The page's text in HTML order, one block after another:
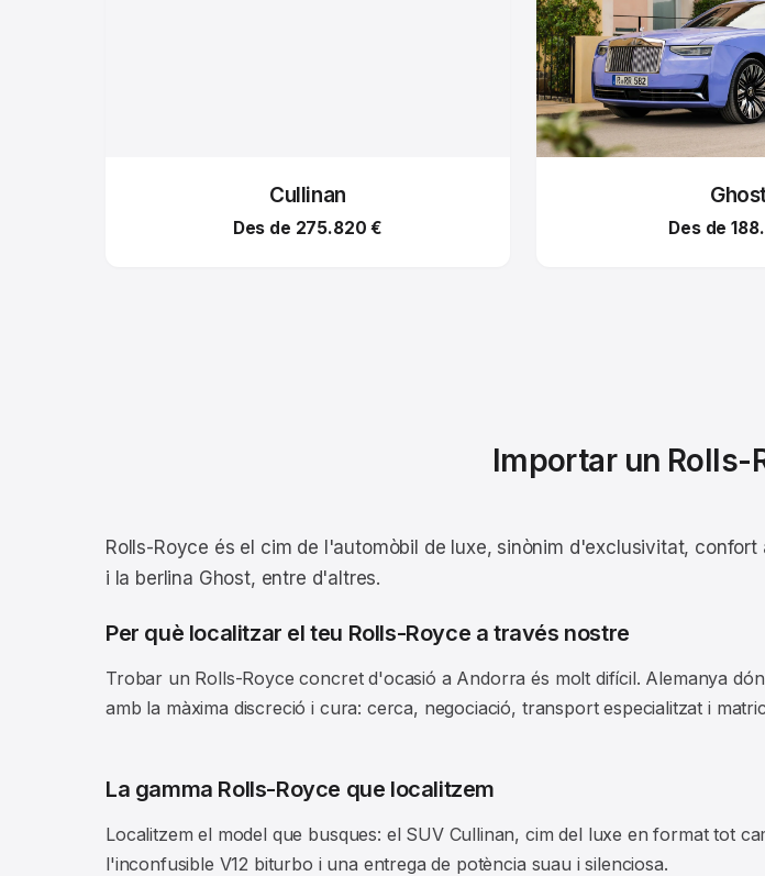
Cullinan
Des de 275.820 € Des de
Importar un Rolls-
Rolls-Royce és el cim de l'automòbil de luxe, sinònim d'exclusivitat,
i la berlina Ghost, entre d'altres.
Per què localitzar el teu Rolls-Royce a través nostre
Trobar un Rolls-Royce concret d'ocasió a Andorra és molt difícil. Alemanya
amb la màxima discreció i cura: cerca, negociació, transport especialitzat i
La gamma Rolls-Royce que localitzem
Localitzem el model que busques: el SUV Cullinan, cim del luxe en format tot
l'inconfusible V12 biturbo i una entrega de potència suau i silenciosa.